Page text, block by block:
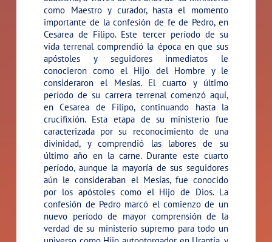
como Maestro y curador, hasta el momento
importante de la confesión de fe de Pedro, en
Cesarea de Filipo. Este tercer período de su
vida terrenal comprendió la época en que sus
apóstoles y seguidores inmediatos le
conocieron como el Hijo del Hombre y le
consideraron el Mesías. El cuarto y último
período de su carrera terrenal comenzó aquí,
en Cesarea de Filipo, continuando hasta la
crucifixión. Esta etapa de su ministerio fue
caracterizada por su reconocimiento de una
divinidad, y comprendió las labores de su
último año en la carne. Durante este cuarto
período, aunque la mayoría de sus seguidores
aún le consideraban el Mesías, fue conocido
por los apóstoles como el Hijo de Dios. La
confesión de Pedro marcó el comienzo de un
nuevo período de mayor comprensión de la
verdad de su ministerio supremo para todo un